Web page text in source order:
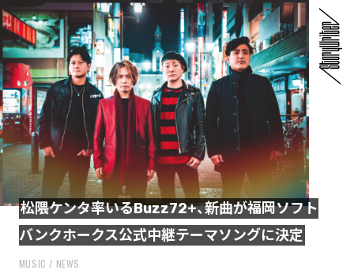
松隈ケンタ率いるBuzz72+、新曲が福岡ソフト
バンクホークス公式中継テーマソングに決定
MUSIC NEWS